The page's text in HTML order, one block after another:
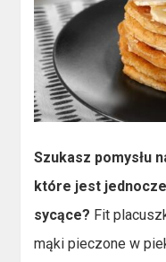
Szukasz pomysłu
które jest
sycące? Fit
mąki pieczone w